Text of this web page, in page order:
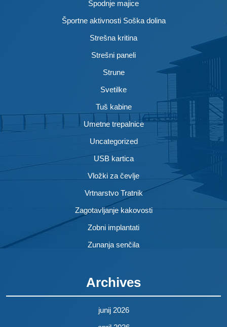
Spodnje majice
Športne aktivnosti Soška dolina
Strešna kritina
Strešni paneli
Strune
Svetilke
Tuš kabine
Umetne trepalnice
Uncategorized
USB kartica
Vložki za čevlje
Vrtnarstvo Tratnik
Zagotavljanje kakovosti
Zobni implantati
Zunanja senčila
Archives
junij 2026